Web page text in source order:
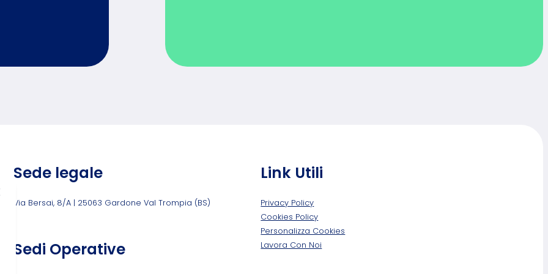
Sede legale
Via Bersai, 8/A | 25063 Gardone Val Trompia (BS)
Sedi Operative
Link Utili
Privacy Policy
Cookies Policy
Personalizza Cookies
Lavora Con Noi